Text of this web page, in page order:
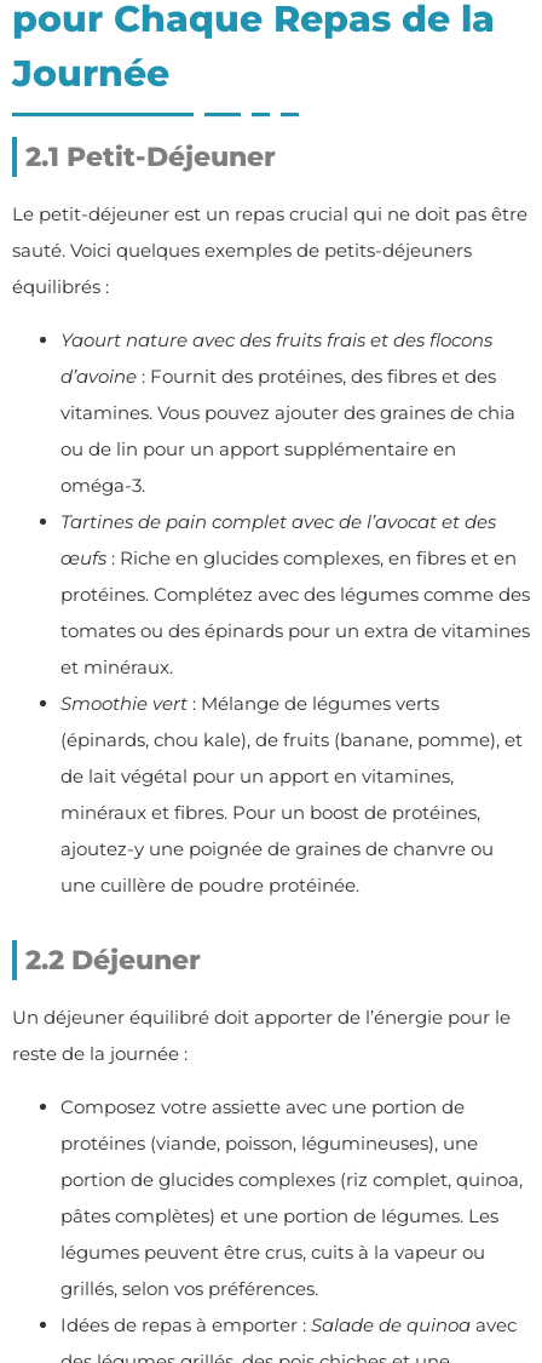
pour Chaque Repas de la
Journée
2.1 Petit-Déjeuner
Le petit-déjeuner est un repas crucial qui ne doit pas être
sauté. Voici quelques exemples de petits-déjeuners
équilibrés :
Yaourt nature avec des fruits frais et des flocons
d’avoine : Fournit des protéines, des fibres et des
vitamines. Vous pouvez ajouter des graines de chia
ou de lin pour un apport supplémentaire en
oméga-3.
Tartines de pain complet avec de l’avocat et des
œufs : Riche en glucides complexes, en fibres et en
protéines. Complétez avec des légumes comme des
tomates ou des épinards pour un extra de vitamines
et minéraux.
Smoothie vert : Mélange de légumes verts
(épinards, chou kale), de fruits (banane, pomme), et
de lait végétal pour un apport en vitamines,
minéraux et fibres. Pour un boost de protéines,
ajoutez-y une poignée de graines de chanvre ou
une cuillère de poudre protéinée.
2.2 Déjeuner
Un déjeuner équilibré doit apporter de l’énergie pour le
reste de la journée :
Composez votre assiette avec une portion de
protéines (viande, poisson, légumineuses), une
portion de glucides complexes (riz complet, quinoa,
pâtes complètes) et une portion de légumes. Les
légumes peuvent être crus, cuits à la vapeur ou
grillés, selon vos préférences.
Idées de repas à emporter : Salade de quinoa avec